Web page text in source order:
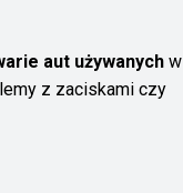
aut używanych w
z zaciskami czy